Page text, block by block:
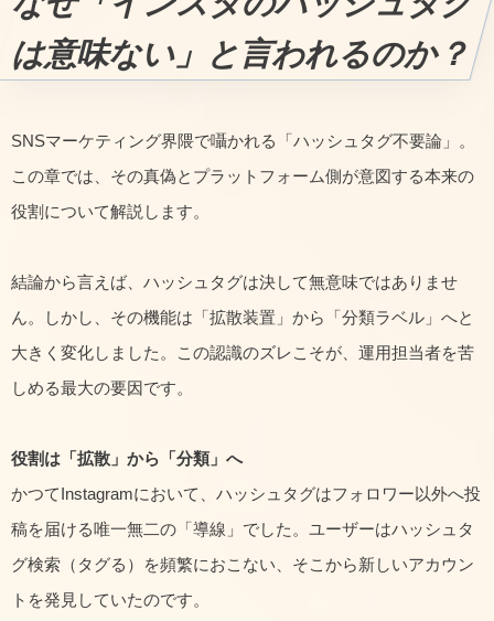
は意味ない」と言われるのか？
SNSマーケティング界隈で囁かれる「ハッシュタグ不要論」。
この章では、その真偽とプラットフォーム側が意図する本来の
役割について解説します。
結論から言えば、ハッシュタグは決して無意味ではありませ
ん。しかし、その機能は「拡散装置」から「分類ラベル」へと
大きく変化しました。この認識のズレこそが、運用担当者を苦
しめる最大の要因です。
役割は「拡散」から「分類」へ
かつてInstagramにおいて、ハッシュタグはフォロワー以外へ投
稿を届ける唯一無二の「導線」でした。ユーザーはハッシュタ
グ検索（タグる）を頻繁におこない、そこから新しいアカウン
トを発見していたのです。